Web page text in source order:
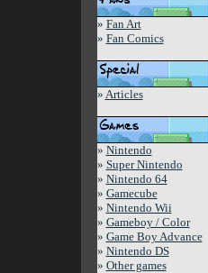
» Fan Art
» Fan Comics
» Articles
» Nintendo
» Super Nintendo
» Nintendo 64
» Gamecube
» Nintendo Wii
» Gameboy / Color
» Game Boy Advance
» Nintendo DS
» Other games